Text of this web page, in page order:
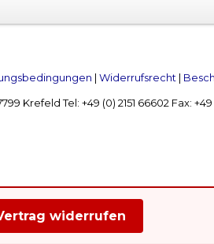
| Widerrufsrecht |
Krefeld Tel: +49 (0) 2151 66602 Fax:
widerrufen